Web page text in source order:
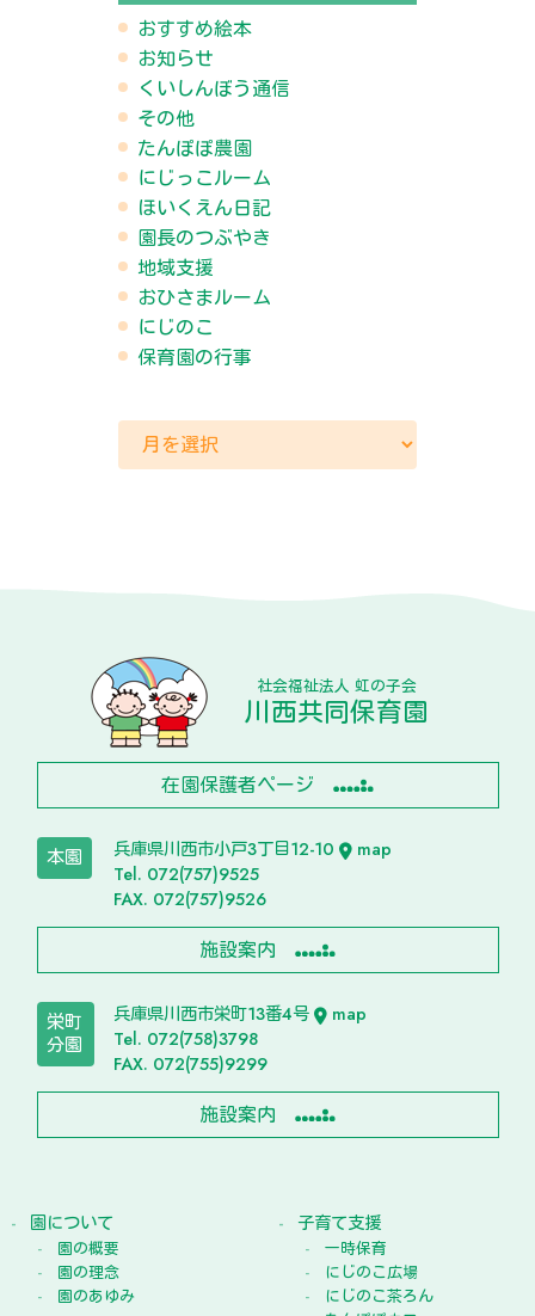
おすすめ絵本
お知らせ
くいしんぼう通信
その他
たんぽぽ農園
にじっこルーム
ほいくえん日記
園長のつぶやき
地域支援
おひさまルーム
にじのこ
保育園の行事
社会福祉法人 虹の子会
川西共同保育園
在園保護者ページ
本園 兵庫県川西市小戸3丁目12-10
map
Tel. 072(757)9525
FAX. 072(757)9526
施設案内
栄町
分園
兵庫県川西市栄町13番4号
map
Tel. 072(758)3798
FAX. 072(755)9299
施設案内
園について
園の概要
園の理念
園のあゆみ
子育て支援
一時保育
にじのこ広場
にじのこ茶ろん